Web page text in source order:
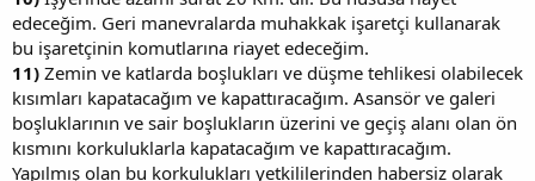
edeceğim. Geri manevralarda muhakkak işaretçi kullanarak
bu işaretçinin komutlarına riayet edeceğim.
11) Zemin ve katlarda boşlukları ve düşme tehlikesi olabilecek
kısımları kapatacağım ve kapattıracağım. Asansör ve galeri
boşluklarının ve sair boşlukların üzerini ve geçiş alanı olan ön
kısmını korkuluklarla kapatacağım ve kapattıracağım.
Yapılmış olan bu korkulukları yetkililerinden habersiz olarak